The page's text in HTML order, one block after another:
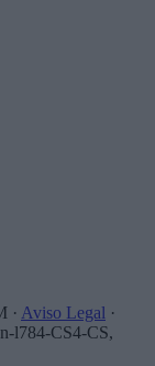
· Aviso Legal ·
l784-CS4-CS,